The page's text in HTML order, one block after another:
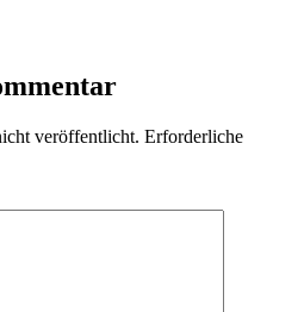
veröffentlicht. Erforderliche